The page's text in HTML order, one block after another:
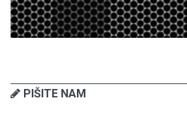
PIŠITE NAM